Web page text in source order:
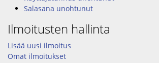
Salasana unohtunut
Ilmoitusten hallinta
Lisää uusi ilmoitus
Omat ilmoitukset